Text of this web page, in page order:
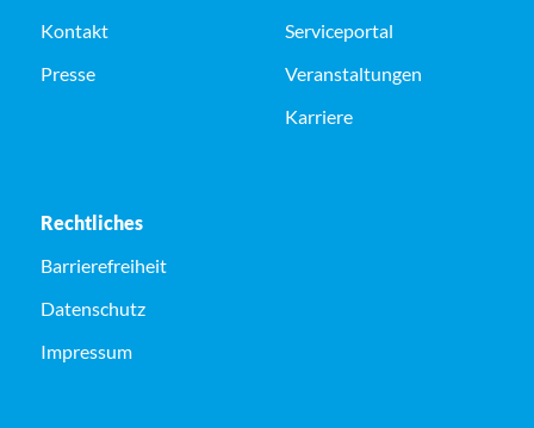
Kontakt
Presse
Serviceportal
Veranstaltungen
Karriere
Rechtliches
Barrierefreiheit
Datenschutz
Impressum